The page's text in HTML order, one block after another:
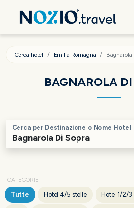
Cerca hotel Emilia Romagna Bagnarola
BAGNAROLA
Cerca per Destinazione o Nome Hotel
CATEGORIE
Tutte Hotel 4/5 stelle Hotel 1/2/3